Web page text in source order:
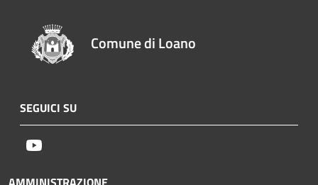
Comune di Loano
SEGUICI SU